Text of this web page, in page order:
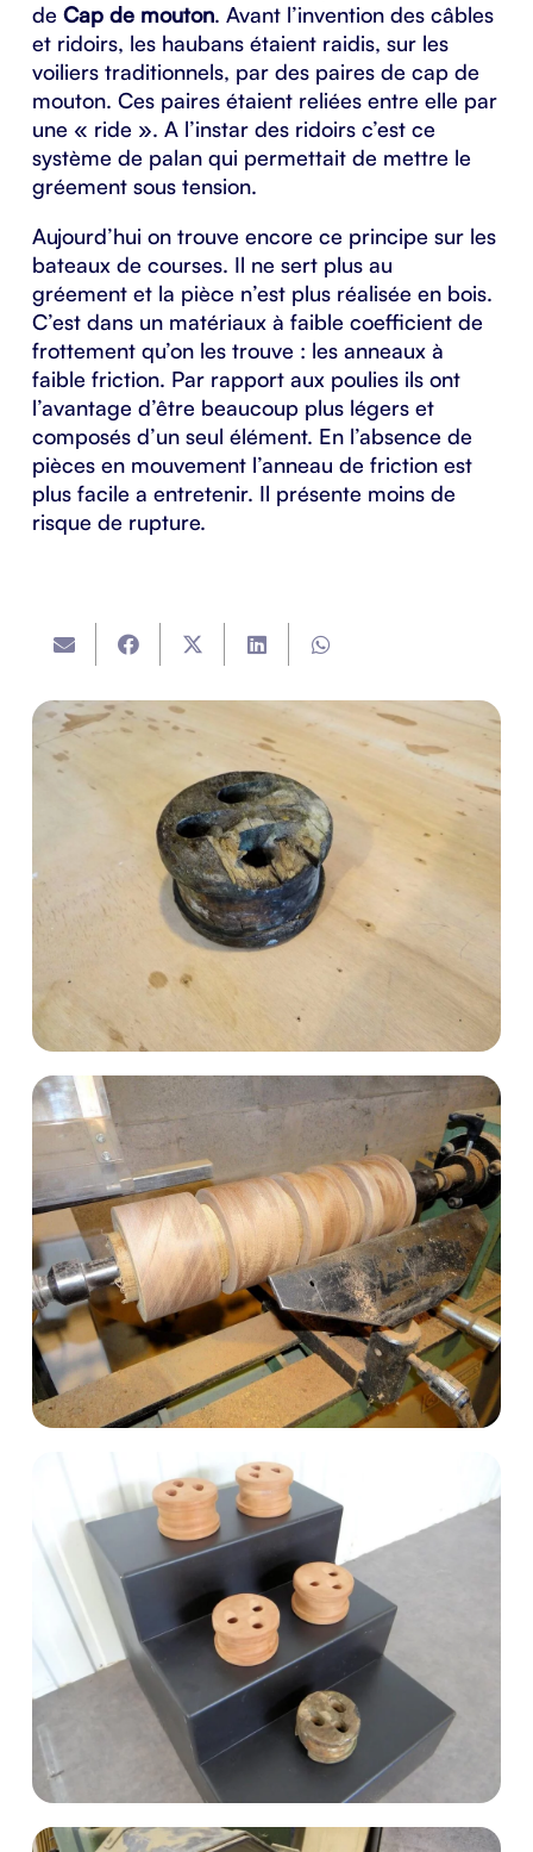
de Cap de mouton. Avant l’invention des câbles
et ridoirs, les haubans étaient raidis, sur les
voiliers traditionnels, par des paires de cap de
mouton. Ces paires étaient reliées entre elle par
une « ride ». A l’instar des ridoirs c’est ce
système de palan qui permettait de mettre le
gréement sous tension.
Aujourd’hui on trouve encore ce principe sur les
bateaux de courses. Il ne sert plus au
gréement et la pièce n’est plus réalisée en bois.
C’est dans un matériaux à faible coefficient de
frottement qu’on les trouve : les anneaux à
faible friction. Par rapport aux poulies ils ont
l’avantage d’être beaucoup plus légers et
composés d’un seul élément. En l’absence de
pièces en mouvement l’anneau de friction est
plus facile a entretenir. Il présente moins de
risque de rupture.